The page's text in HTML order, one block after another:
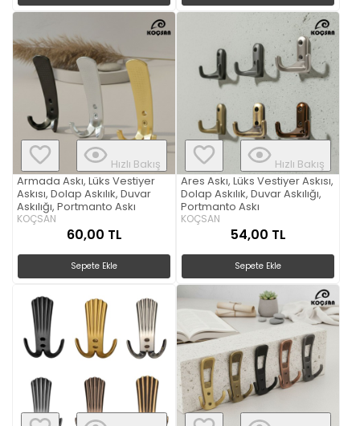
Hızlı Bakış
Armada Askı, Lüks Vestiyer
Askısı, Dolap Askılık, Duvar
Askılığı, Portmanto Askı
KOÇSAN
60,00 TL
Sepete Ekle
Hızlı Bakış
Ares Askı, Lüks Vestiyer Askısı,
Dolap Askılık, Duvar Askılığı,
Portmanto Askı
KOÇSAN
54,00 TL
Sepete Ekle